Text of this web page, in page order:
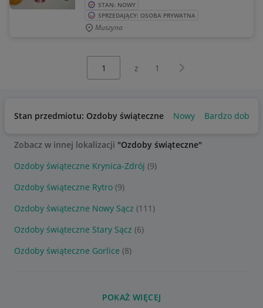
STAN: NOWY
SPRZEDAJĄCY: OSOBA PRYWATNA
Muszyna
z 1 Następna strona
Stan przedmiotu: Ozdoby świąteczne Nowy Bardzo dobry
Zobacz w innej lokalizacji "Ozdoby świąteczne"
Ozdoby świąteczne Krynica-Zdrój (9)
Ozdoby świąteczne Rytro (9)
Ozdoby świąteczne Nowy Sącz (111)
Ozdoby świąteczne Stary Sącz (6)
Ozdoby świąteczne Gorlice (8)
POKAŻ WIĘCEJ